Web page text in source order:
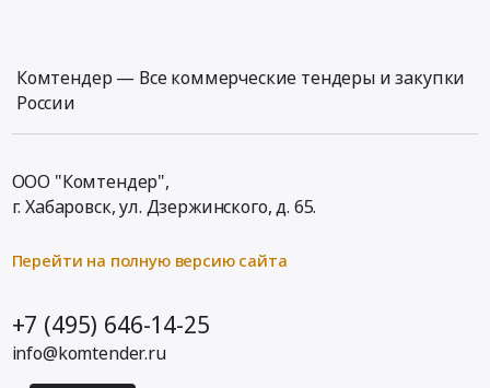
Комтендер — Все коммерческие тендеры и закупки
России
ООО "Комтендер",
г. Хабаровск,ул. Дзержинского, д. 65.
Перейти на полную версию сайта
+7 (495) 646-14-25
info@komtender.ru